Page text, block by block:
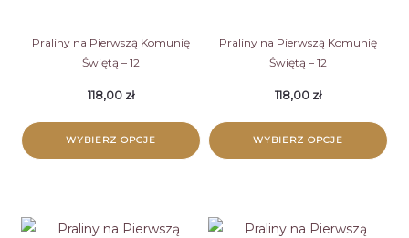
Praliny na Pierwszą Komunię
Świętą – 12
118,00 zł
WYBIERZ OPCJE
Praliny na Pierwszą Komunię
Świętą – 12
118,00 zł
WYBIERZ OPCJE